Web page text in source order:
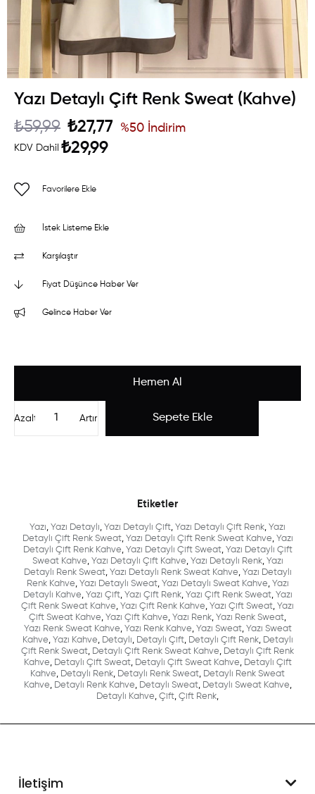
Yazı Detaylı Çift Renk Sweat (Kahve)
₺59,99 ₺27,77
KDV Dahil ₺29,99
%50 İndirim
Favorilere Ekle
İstek Listeme Ekle
Karşılaştır
Fiyat Düşünce Haber Ver
Gelince Haber Ver
Artır
Azalt
Etiketler
Yazı, Yazı Detaylı, Yazı Detaylı Çift, Yazı Detaylı Çift Renk, Yazı
Detaylı Çift Renk Sweat, Yazı Detaylı Çift Renk Sweat Kahve, Yazı
Detaylı Çift Renk Kahve, Yazı Detaylı Çift Sweat, Yazı Detaylı Çift
Sweat Kahve, Yazı Detaylı Çift Kahve, Yazı Detaylı Renk, Yazı
Detaylı Renk Sweat, Yazı Detaylı Renk Sweat Kahve, Yazı Detaylı
Renk Kahve, Yazı Detaylı Sweat, Yazı Detaylı Sweat Kahve, Yazı
Detaylı Kahve, Yazı Çift, Yazı Çift Renk, Yazı Çift Renk Sweat, Yazı
Çift Renk Sweat Kahve, Yazı Çift Renk Kahve, Yazı Çift Sweat, Yazı
Çift Sweat Kahve, Yazı Çift Kahve, Yazı Renk, Yazı Renk Sweat,
Yazı Renk Sweat Kahve, Yazı Renk Kahve, Yazı Sweat, Yazı Sweat
Kahve, Yazı Kahve, Detaylı, Detaylı Çift, Detaylı Çift Renk, Detaylı
Çift Renk Sweat, Detaylı Çift Renk Sweat Kahve, Detaylı Çift Renk
Kahve, Detaylı Çift Sweat, Detaylı Çift Sweat Kahve, Detaylı Çift
Kahve, Detaylı Renk, Detaylı Renk Sweat, Detaylı Renk Sweat
Kahve, Detaylı Renk Kahve, Detaylı Sweat, Detaylı Sweat Kahve,
Detaylı Kahve, Çift, Çift Renk,
İletişim